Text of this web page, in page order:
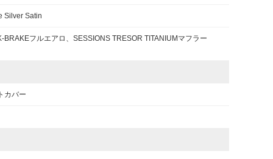
Silver Satin
BRAKEフルエアロ、SESSIONS TRESOR TITANIUMマフラー
カバー